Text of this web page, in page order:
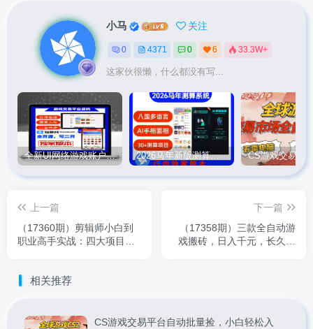
小马 关注
0 4371 0 6 33.3W+
这家伙很懒，什么都没有写...
全新UI网络游戏账户交易平台系统 全开源版本 2026马年新版测算系统源码
上一篇
（17360期）剪辑师小白到
职业高手实战：四大项目实
下一篇
（17358期）三款全自动游
戏搬砖，日入千元，长久玩
相关推荐
CS游戏交易平台自动批量捡，小白轻松入